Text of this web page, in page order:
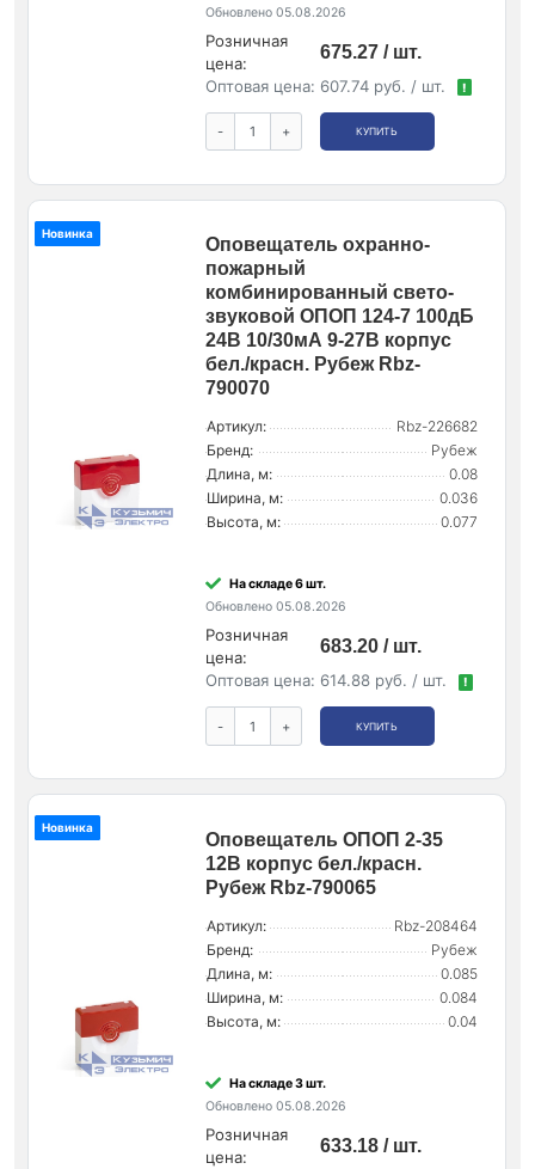
Обновлено 05.08.2026
Розничная
цена:
675.27 / шт.
Оптовая цена: 607.74 руб. / шт. !
- + КУПИТЬ
Новинка
Оповещатель охранно-
пожарный
комбинированный свето-
звуковой ОПОП 124-7 100дБ
24В 10/30мА 9-27В корпус
бел./красн. Рубеж Rbz-
790070
Артикул:
Rbz-226682
Бренд:
Рубеж
Длина, м:
0.08
Ширина, м:
0.036
Высота, м:
0.077
На складе 6 шт.
Обновлено 05.08.2026
Розничная
цена:
683.20 / шт.
Оптовая цена: 614.88 руб. / шт. !
- + КУПИТЬ
Новинка
Оповещатель ОПОП 2-35
12В корпус бел./красн.
Рубеж Rbz-790065
Артикул:
Rbz-208464
Бренд:
Рубеж
Длина, м:
0.085
Ширина, м:
0.084
Высота, м:
0.04
На складе 3 шт.
Обновлено 05.08.2026
Розничная
цена:
633.18 / шт.